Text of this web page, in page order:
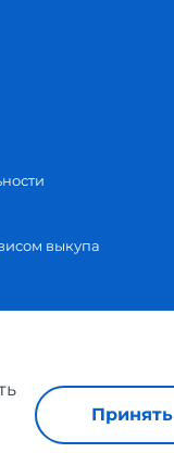
выкупа
Принять